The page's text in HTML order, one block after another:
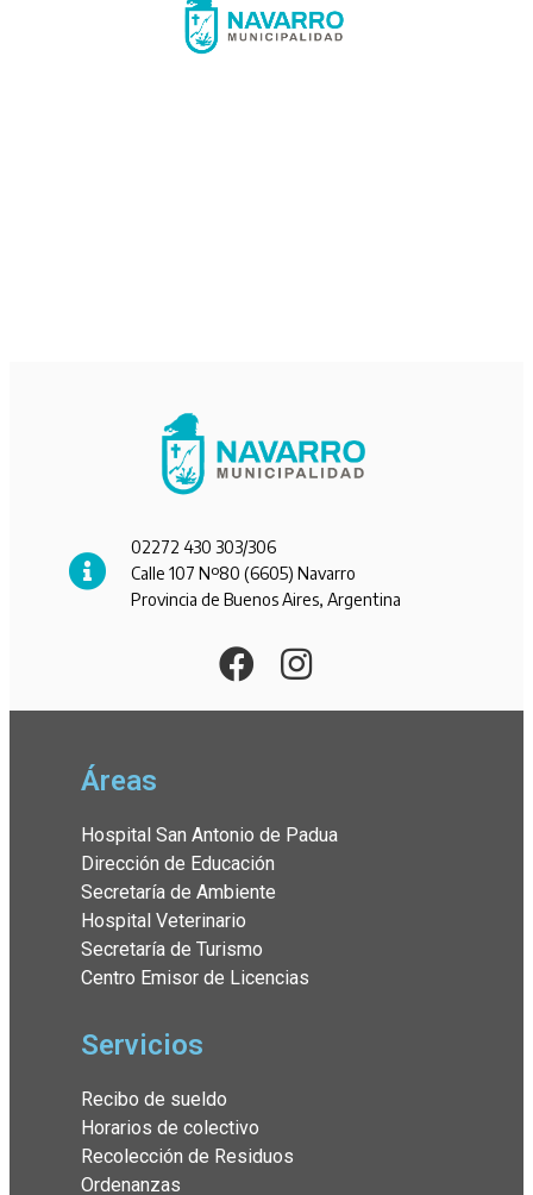
02272 430 303/306
Calle 107 Nº80 (6605) Navarro
Provincia de Buenos Aires, Argentina
Áreas
Hospital San Antonio de Padua
Dirección de Educación
Secretaría de Ambiente
Hospital Veterinario
Secretaría de Turismo
Centro Emisor de Licencias
Servicios
Recibo de sueldo
Horarios de colectivo
Recolección de Residuos
Ordenanzas